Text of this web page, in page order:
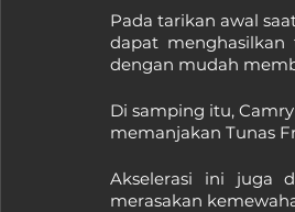
Pada tarikan awal
dapat
dengan mudah
Di samping itu,
memanjakan Tunas
Akselerasi ini juga
merasakan